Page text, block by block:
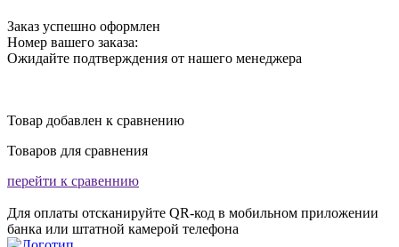
Заказ успешно оформлен
Номер вашего заказа:
Ожидайте подтверждения от нашего менеджера
Товар добавлен к сравнению
Товаров для сравнения
перейти к сравеннию
Для оплаты отсканируйте QR-код в мобильном приложении
банка или штатной камерой телефона